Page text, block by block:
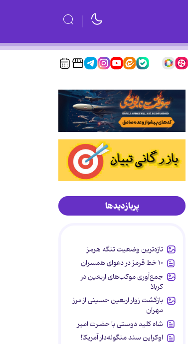
پربازدیدها
تازه‌ترین وضعیت تنگه هرمز
۱۰ خط قرمز در دعوای همسران
جمع‌آوری موکب‌های اربعین در
کربلا
بازگشت زوار اربعین حسینی از مرز
مهران
شاه کلید دوستی با حضرت امیر
اوکراین سند منگوله‌دار آمریکا!